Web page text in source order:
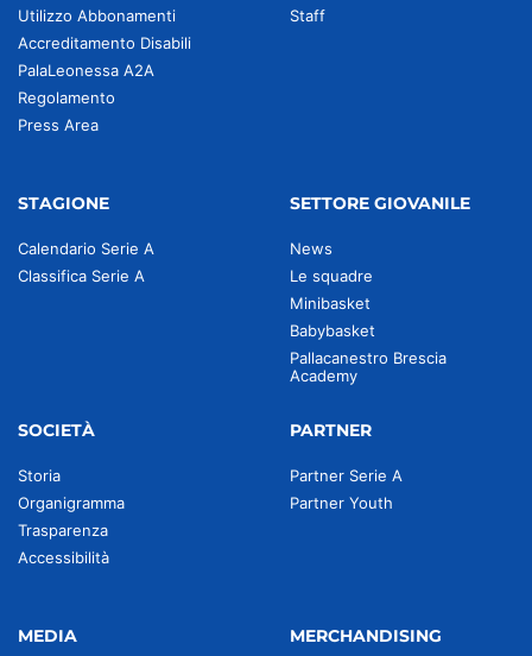
Utilizzo Abbonamenti
Accreditamento Disabili
PalaLeonessa A2A
Regolamento
Press Area
Staff
STAGIONE
Calendario Serie A
Classifica Serie A
SETTORE GIOVANILE
News
Le squadre
Minibasket
Babybasket
Pallacanestro Brescia
Academy
SOCIETÀ
Storia
Organigramma
Trasparenza
Accessibilità
PARTNER
Partner Serie A
Partner Youth
MEDIA MERCHANDISING